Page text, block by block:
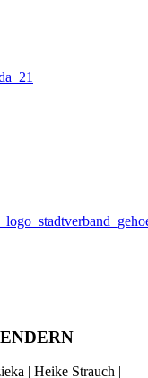
| Heike Strauch |